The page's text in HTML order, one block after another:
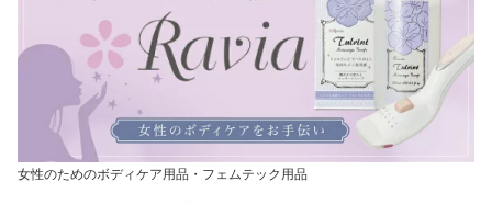
女性のためのボディケア用品・フェムテック用品